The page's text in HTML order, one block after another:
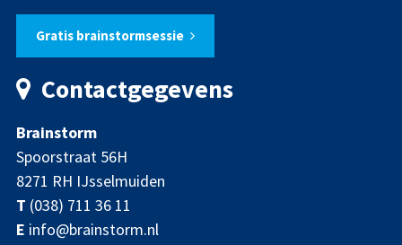
Gratis brainstormsessie
Contactgegevens
Brainstorm
Spoorstraat 56H
8271 RH IJsselmuiden
T (038) 711 36 11
E info@brainstorm.nl